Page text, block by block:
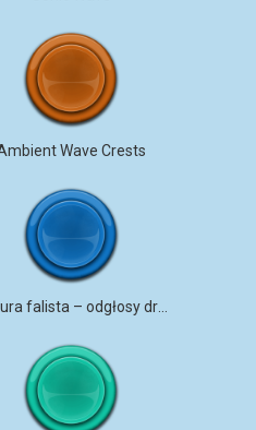
Wave Crests